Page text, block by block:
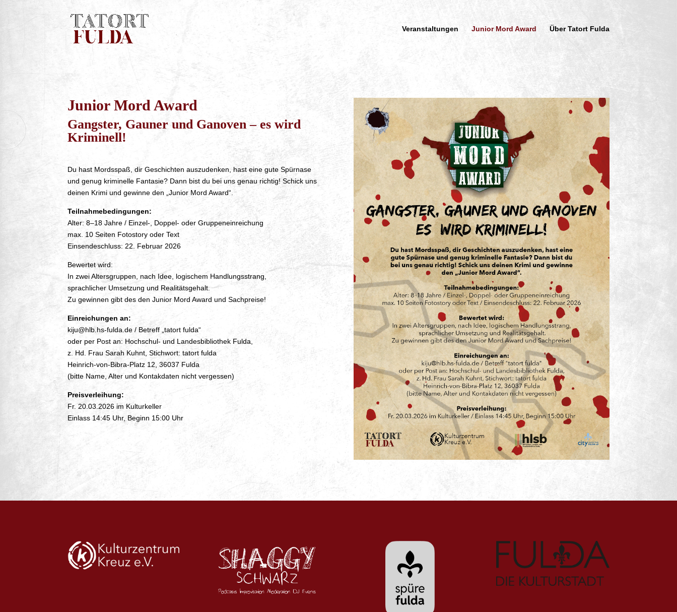
Veranstaltungen Junior Mord Award Über Tatort Fulda
Junior Mord Award
Gangster, Gauner und Ganoven – es wird
Kriminell!
Du hast Mordsspaß, dir Geschichten auszudenken, hast eine gute Spürnase
und genug kriminelle Fantasie? Dann bist du bei uns genau richtig! Schick uns
deinen Krimi und gewinne den „Junior Mord Award“.
Teilnahmebedingungen:
Alter: 8–18 Jahre / Einzel-, Doppel- oder Gruppeneinreichung
max. 10 Seiten Fotostory oder Text
Einsendeschluss: 22. Februar 2026
Bewertet wird:
In zwei Altersgruppen, nach Idee, logischem Handlungsstrang,
sprachlicher Umsetzung und Realitätsgehalt.
Zu gewinnen gibt des den Junior Mord Award und Sachpreise!
Einreichungen an:
kiju@hlb.hs-fulda.de / Betreff „tatort fulda“
oder per Post an: Hochschul- und Landesbibliothek Fulda,
z. Hd. Frau Sarah Kuhnt, Stichwort: tatort fulda
Heinrich-von-Bibra-Platz 12, 36037 Fulda
(bitte Name, Alter und Kontakdaten nicht vergessen)
Preisverleihung:
Fr. 20.03.2026 im Kulturkeller
Einlass 14:45 Uhr, Beginn 15:00 Uhr